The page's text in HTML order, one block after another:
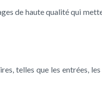
de haute qualité qui
telles que les entrées,